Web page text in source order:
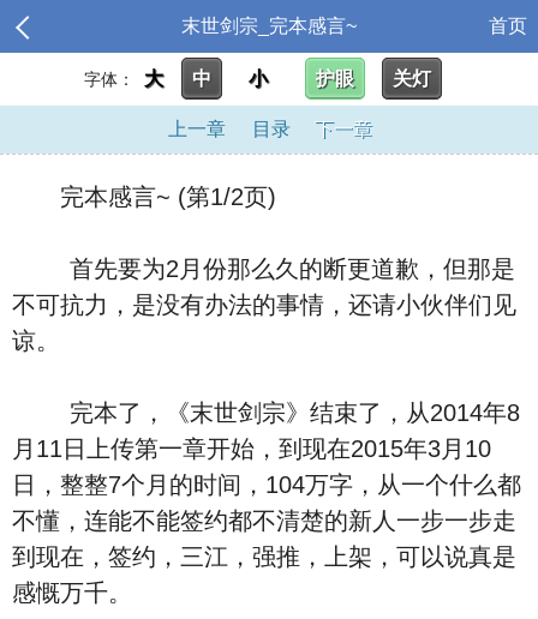
末世剑宗_完本感言~ 首页
字体： 大 中 小 护眼 关灯
上一章 目录 下一章
完本感言~ (第1/2页)
首先要为2月份那么久的断更道歉，但那是
不可抗力，是没有办法的事情，还请小伙伴们见
谅。
完本了，《末世剑宗》结束了，从2014年8
月11日上传第一章开始，到现在2015年3月10
日，整整7个月的时间，104万字，从一个什么都
不懂，连能不能签约都不清楚的新人一步一步走
到现在，签约，三江，强推，上架，可以说真是
感慨万千。